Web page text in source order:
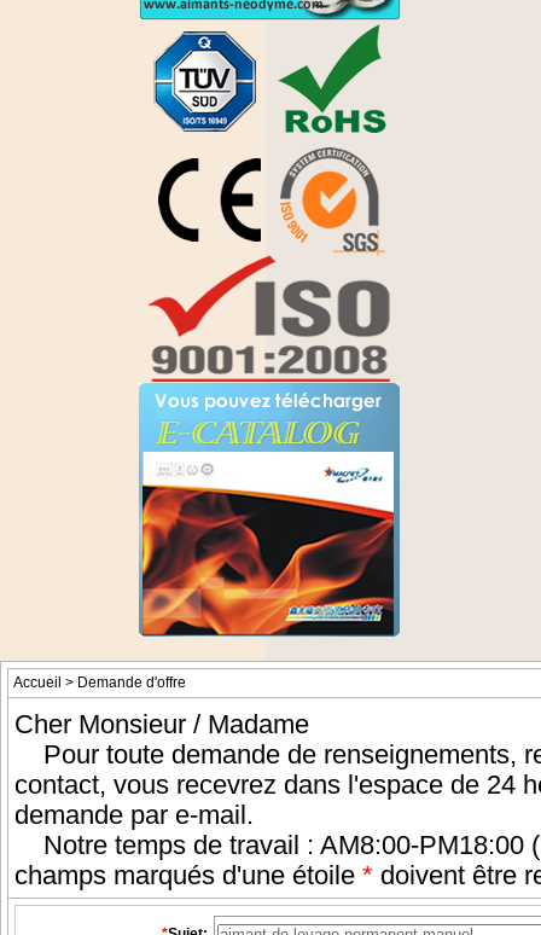
Accueil > Demande d'offre
Cher Monsieur / Madame
Pour toute demande de renseignements,
contact, vous recevrez dans l'espace de 24
demande par e-mail.
Notre temps de travail : AM8:00-PM18:00
champs marqués d'une étoile * doivent être